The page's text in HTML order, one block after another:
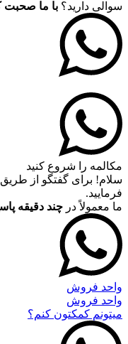
سوالی دارید؟ با ما صحبت
مکالمه را شروع کنید
سلام! برای گفتگو از
فرمایید.
ما معمولاً در چند دقیقه
واحد فروش
واحد فروش
میتونم کمکتون کنم؟